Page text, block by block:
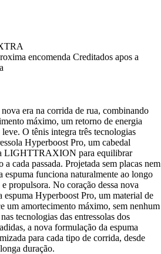
encomenda Creditados apos a
era na corrida de rua, combinando
máximo, um retorno de energia
O tênis integra três tecnologias
Hyperboost Pro, um cabedal
LIGHTTRAXION para equilibrar
cada passada. Projetada sem placas nem
espuma funciona naturalmente ao longo
propulsora. No coração dessa nova
espuma Hyperboost Pro, um material de
um amortecimento máximo, sem nenhum
tecnologias das entressolas dos
a nova formulação da espuma
para cada tipo de corrida, desde
duração.